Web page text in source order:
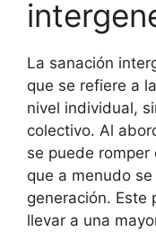
La sanación
que se refiere a
nivel individual,
colectivo. Al
se puede
que a menudo
generación. Este
llevar a una